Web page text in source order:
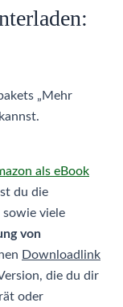
„Mehr
kannst.
als eBook
du die
sowie viele
von
Downloadlink
die du dir
oder